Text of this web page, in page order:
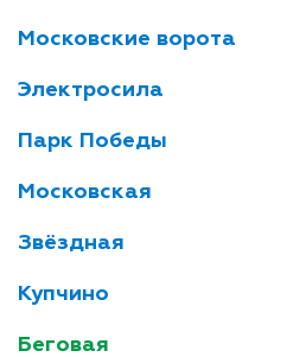
Московские ворота
Электросила
Парк Победы
Московская
Звёздная
Купчино
Беговая